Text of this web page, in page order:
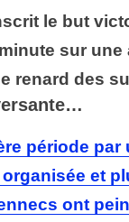
le but
minute sur
renard des
période par
et
ont